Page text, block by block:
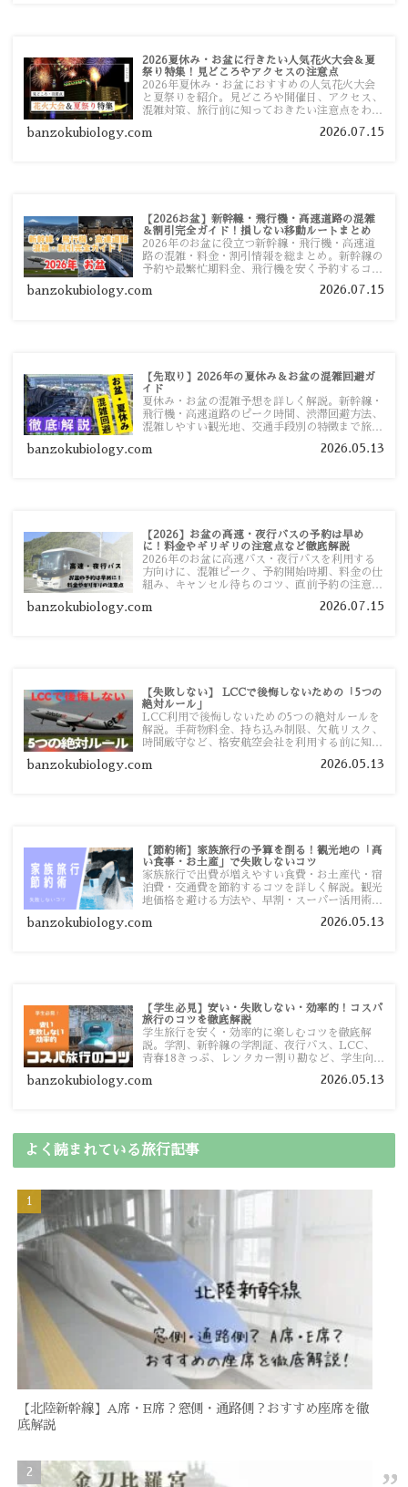
2026夏休み・お盆に行きたい人気花火大会＆夏
祭り特集！見どころやアクセスの注意点
2026年夏休み・お盆におすすめの人気花火大会
と夏祭りを紹介。見どころや開催日、アクセス、
混雑対策、旅行前に知っておきたい注意点をわか
banzokubiology.com 2026.07.15
【2026お盆】新幹線・飛行機・高速道路の混雑
＆割引完全ガイド！損しない移動ルートまとめ
2026年のお盆に役立つ新幹線・飛行機・高速道
路の混雑・料金・割引情報を総まとめ。新幹線の
予約や最繁忙期料金、飛行機を安く予約するコ
い移動方法を分かりやすく解説します。
banzokubiology.com 2026.07.15
【先取り】2026年の夏休み＆お盆の混雑回避ガ
イド
夏休み・お盆の混雑予想を詳しく解説。新幹線・
飛行機・高速道路のピーク時間、渋滞回避方法、
混雑しやすい観光地、交通手段別の特徴まで旅行
banzokubiology.com 2026.05.13
【2026】お盆の高速・夜行バスの予約は早め
に！料金やギリギリの注意点など徹底解説
2026年のお盆に高速バス・夜行バスを利用する
方向けに、混雑ピーク、予約開始時期、料金の仕
組み、キャンセル待ちのコツ、直前予約の注意点
banzokubiology.com 2026.07.15
【失敗しない】 LCCで後悔しないための「5つの
絶対ルール」
LCC利用で後悔しないための5つの絶対ルールを
解説。手荷物料金、持ち込み制限、欠航リスク、
時間厳守など、格安航空会社を利用する前に知っ
す。
banzokubiology.com 2026.05.13
【節約術】家族旅行の予算を削る！観光地の「高
い食事・お土産」で失敗しないコツ
家族旅行で出費が増えやすい食費・お土産代・宿
泊費・交通費を節約するコツを詳しく解説。観光
地価格を避ける方法や、早割・スーパー活用術、
banzokubiology.com 2026.05.13
【学生必見】安い・失敗しない・効率的！コスパ
旅行のコツを徹底解説
学生旅行を安く・効率的に楽しむコツを徹底解
説。学割、新幹線の学割証、夜行バス、LCC、
青春18きっぷ、レンタカー割り勘など、学生向け
banzokubiology.com 2026.05.13
よく読まれている旅行記事
【北陸新幹線】A席・E席？窓側・通路側？おすすめ座席を徹
底解説